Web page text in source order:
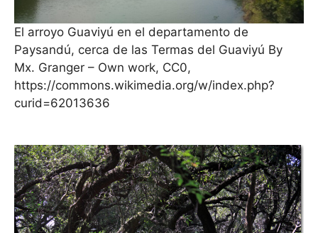
El arroyo Guaviyú en el departamento de
Paysandú, cerca de las Termas del Guaviyú By
Mx. Granger – Own work, CC0,
https://commons.wikimedia.org/w/index.php?
curid=62013636